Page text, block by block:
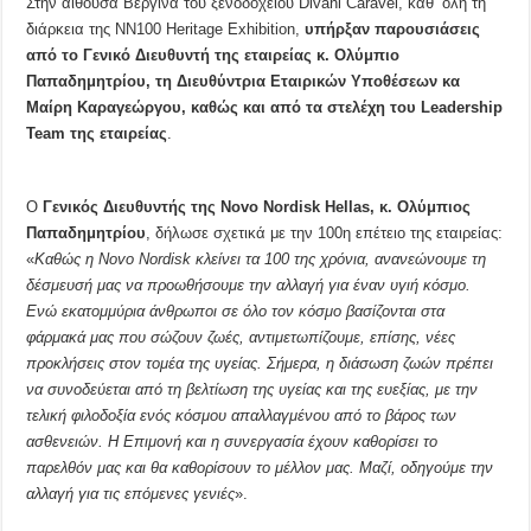
διάρκεια της ΝΝ100 Heritage Exhibition,υπήρξαν παρουσιάσεις
από το Γενικό Διευθυντή της εταιρείας κ. Ολύμπιο
Παπαδημητρίου, τη Διευθύντρια Εταιρικών Υποθέσεων κα
Μαίρη Καραγεώργου, καθώς και από τα στελέχη τουLeadership
Team της εταιρείας
ΟΓενικός Διευθυντής τηςNovo Nordisk Hellas, κ. Ολύμπιος
Παπαδημητρίου , δήλωσε σχετικά με την 100η επέτειο της εταιρείας:
«Καθώς η Novo Nordisk κλείνει τα 100 της χρόνια, ανανεώνουμε τη
δέσμευσή μας να προωθήσουμε την αλλαγή για έναν υγιή κόσμο.
Ενώ εκατομμύρια άνθρωποι σε όλο τον κόσμο βασίζονται στα
φάρμακά μας που σώζουν ζωές, αντιμετωπίζουμε, επίσης, νέες
προκλήσεις στον τομέα της υγείας. Σήμερα, η διάσωση ζωών πρέπει
να συνοδεύεται από τη βελτίωση της υγείας και της ευεξίας, με την
τελική φιλοδοξία ενός κόσμου απαλλαγμένου από το βάρος των
ασθενειών. Η Επιμονή και η συνεργασία έχουν καθορίσει το
παρελθόν μας και θα καθορίσουν το μέλλον μας. Μαζί, οδηγούμε την
αλλαγή για τις επόμενες γενιές».